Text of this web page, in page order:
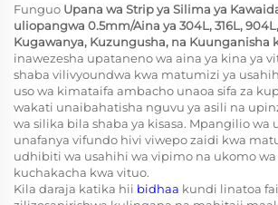
Funguo Upana wa Strip ya Silima ya
uliopangwa 0.5mm/Aina ya 304L, 316L,
Kugawanya, Kuzungusha, na Kuunganisha
inawezesha upataneno wa aina ya kina ya
shaba vilivyoundwa kwa matumizi ya
uso wa kimataifa ambacho unaoa sifa za
wakati unaibahatisha nguvu ya asili na
wa silika bila shaba ya kisasa. Mpangilio wa
unafanya vifundo hivi viwepo zaidi kwa
udhibiti wa usahihi wa vipimo na ukomo
kuchakacha kwa vituo.
Kila daraja katika hii bidhaa kundi linatoa